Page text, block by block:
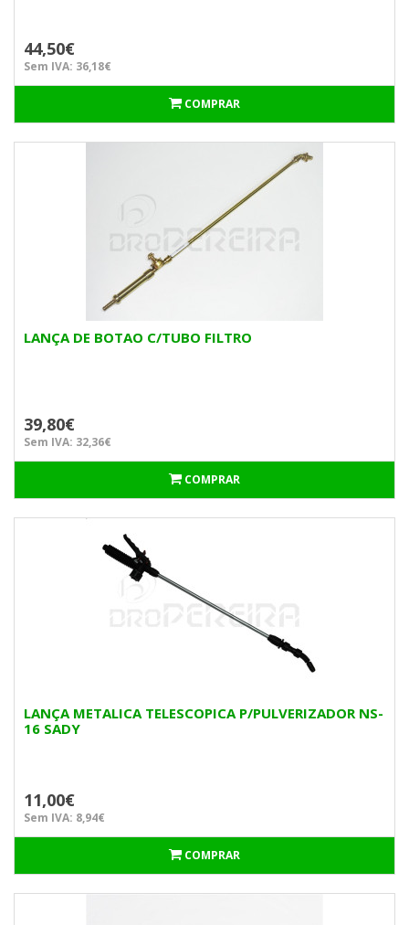
44,50€
Sem IVA: 36,18€
COMPRAR
LANÇA DE BOTAO C/TUBO FILTRO
39,80€
Sem IVA: 32,36€
COMPRAR
LANÇA METALICA TELESCOPICA P/PULVERIZADOR NS-
16 SADY
11,00€
Sem IVA: 8,94€
COMPRAR